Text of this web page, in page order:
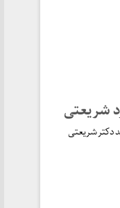
شریعتی
دکتر شریعتی